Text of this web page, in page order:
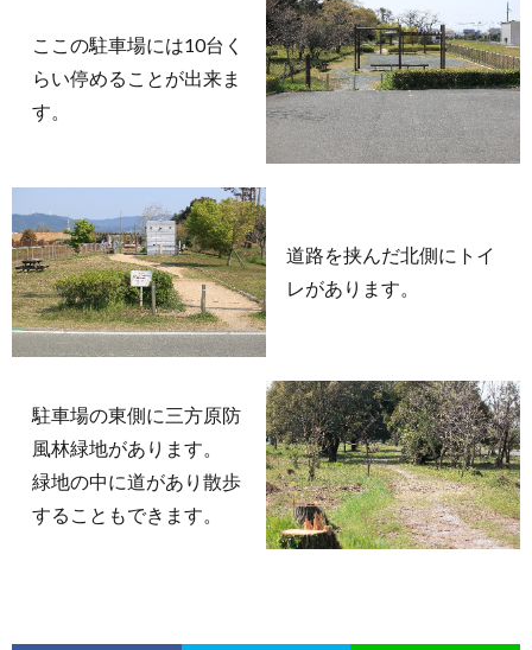
ここの駐車場には10台く
らい停めることが出来ま
す。
道路を挟んだ北側にトイ
レがあります。
駐車場の東側に三方原防
風林緑地があります。
緑地の中に道があり散歩
することもできます。